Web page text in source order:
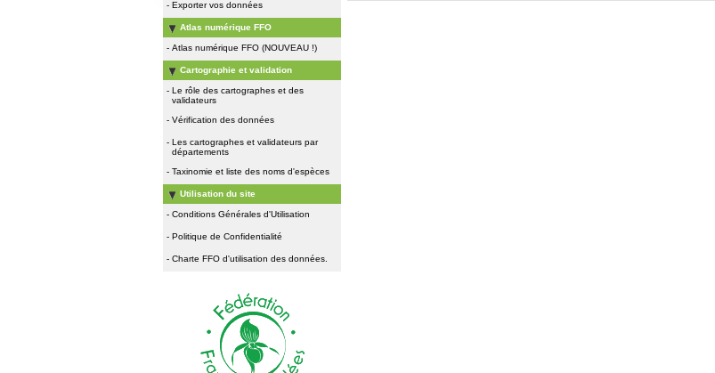
- Exporter vos données
Atlas numérique FFO
- Atlas numérique FFO (NOUVEAU !)
Cartographie et validation
- Le rôle des cartographes et des
validateurs
- Vérification des données
- Les cartographes et validateurs par
départements
- Taxinomie et liste des noms d'espèces
Utilisation du site
- Conditions Générales d'Utilisation
- Politique de Confidentialité
- Charte FFO d'utilisation des données.